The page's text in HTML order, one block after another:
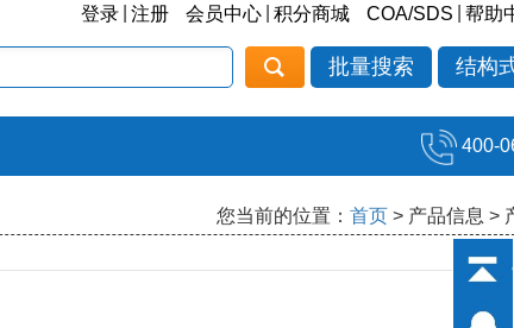
登录 注册 会员中心 积分商城 COA/SDS 帮助
批量搜索 结构
400-
您当前的位置： 首页 > 产品信息 >